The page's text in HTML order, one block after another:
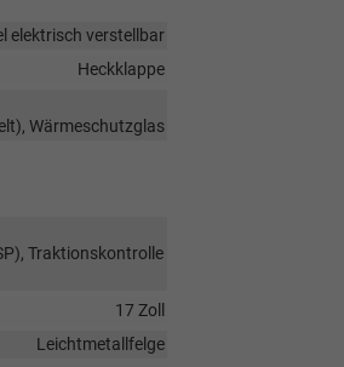
elektrisch verstellbar
Heckklappe
Wärmeschutzglas
Traktionskontrolle
17 Zoll
Leichtmetallfelge